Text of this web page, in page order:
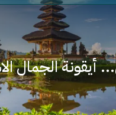
أيقونة الجمال